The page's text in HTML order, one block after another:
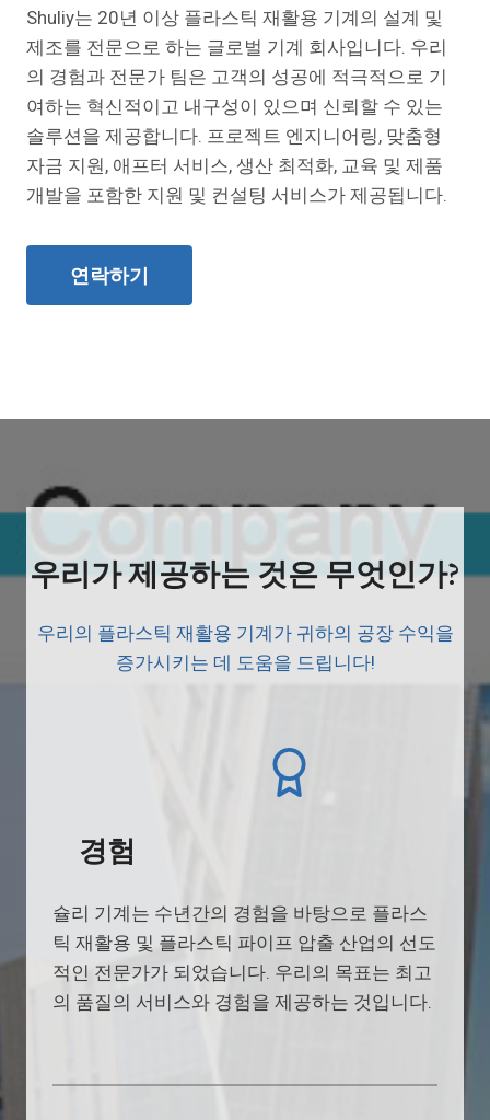
Shuliy는 20년 이상 플라스틱 재활용 기계의 설계 및
제조를 전문으로 하는 글로벌 기계 회사입니다. 우리
의 경험과 전문가 팀은 고객의 성공에 적극적으로 기
여하는 혁신적이고 내구성이 있으며 신뢰할 수 있는
솔루션을 제공합니다. 프로젝트 엔지니어링, 맞춤형
자금 지원, 애프터 서비스, 생산 최적화, 교육 및 제품
개발을 포함한 지원 및 컨설팅 서비스가 제공됩니다.
연락하기
우리가 제공하는 것은 무엇인가?
우리의 플라스틱 재활용 기계가 귀하의 공장 수익을
증가시키는 데 도움을 드립니다!
경험
슐리 기계는 수년간의 경험을 바탕으로 플라스
틱 재활용 및 플라스틱 파이프 압출 산업의 선도
적인 전문가가 되었습니다. 우리의 목표는 최고
의 품질의 서비스와 경험을 제공하는 것입니다.